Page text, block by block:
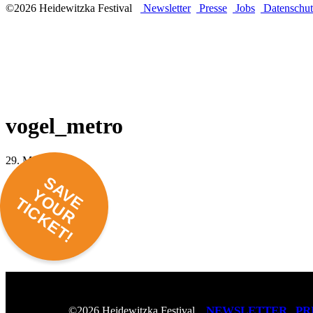
©2026 Heidewitzka Festival
Newsletter Presse Jobs
vogel_metro
29. März 2024 -
©2026 Heidewitzka Festival
SAVE
YOUR
TICKET!